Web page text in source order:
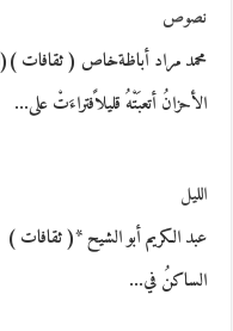
نصوص
محمد مراد أباظةخاص ( ثقافات
الأحزانُ أتعبَتْهُ قليلاًفتراءَتْ على…
الليل
عبد الكريم أبو الشيح *( ثقافات
الساكنُ في…